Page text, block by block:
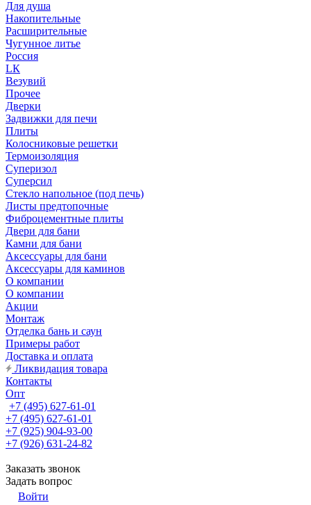
Для душа
Накопительные
Расширительные
Чугунное литье
Россия
LК
Везувий
Прочее
Дверки
Задвижки для печи
Плиты
Колосниковые решетки
Термоизоляция
Суперизол
Суперсил
Стекло напольное (под печь)
Листы предтопочные
Фиброцементные плиты
Двери для бани
Камни для бани
Аксессуары для бани
Аксессуары для каминов
О компании
О компании
Акции
Монтаж
Отделка бань и саун
Примеры работ
Доставка и оплата
Ликвидация товара
Контакты
Опт
+7 (495) 627-61-01
+7 (495) 627-61-01
+7 (925) 904-93-00
+7 (926) 631-24-82
Заказать звонок
Задать вопрос
Войти